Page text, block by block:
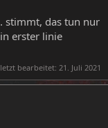
stimmt, das tun nur
erster linie
bearbeitet: 21. Juli 2021